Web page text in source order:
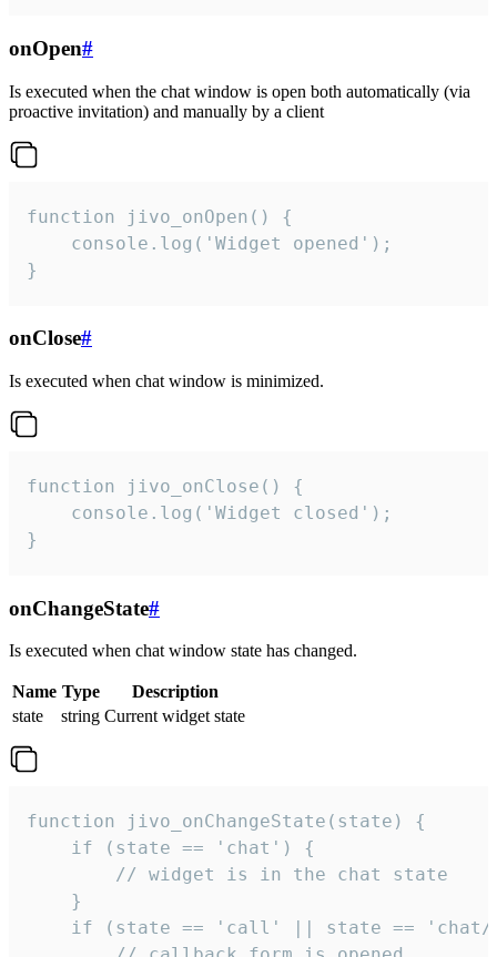
onOpen#
Is executed when the chat window is open both automatically (via
proactive invitation) and manually by a client
function jivo_onOpen() {
    console.log('Widget opened');
}
onClose#
Is executed when chat window is minimized.
function jivo_onClose() {
    console.log('Widget closed');
}
onChangeState#
Is executed when chat window state has changed.
Name Type
Description
state
string Current widget state
function jivo_onChangeState(state) {
    if (state == 'chat') {
        // widget is in the chat state
    }
if (state == 'call' || state ==